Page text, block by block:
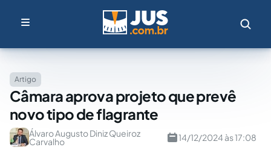
Artigo
Câmara aprova projeto que prevê
novo tipo de flagrante
Álvaro Augusto Diniz Queiroz
Carvalho 14/12/2024 às 17:08